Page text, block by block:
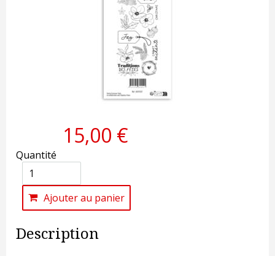
15,00 €
Quantité
Ajouter au panier
Description